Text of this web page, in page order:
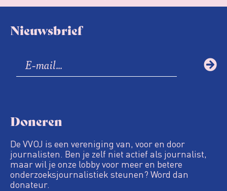
Nieuwsbrief
Doneren
De VVOJ is een vereniging van, voor en door
journalisten. Ben je zelf niet actief als journalist,
maar wil je onze lobby voor meer en betere
onderzoeksjournalistiek steunen? Word dan
donateur.